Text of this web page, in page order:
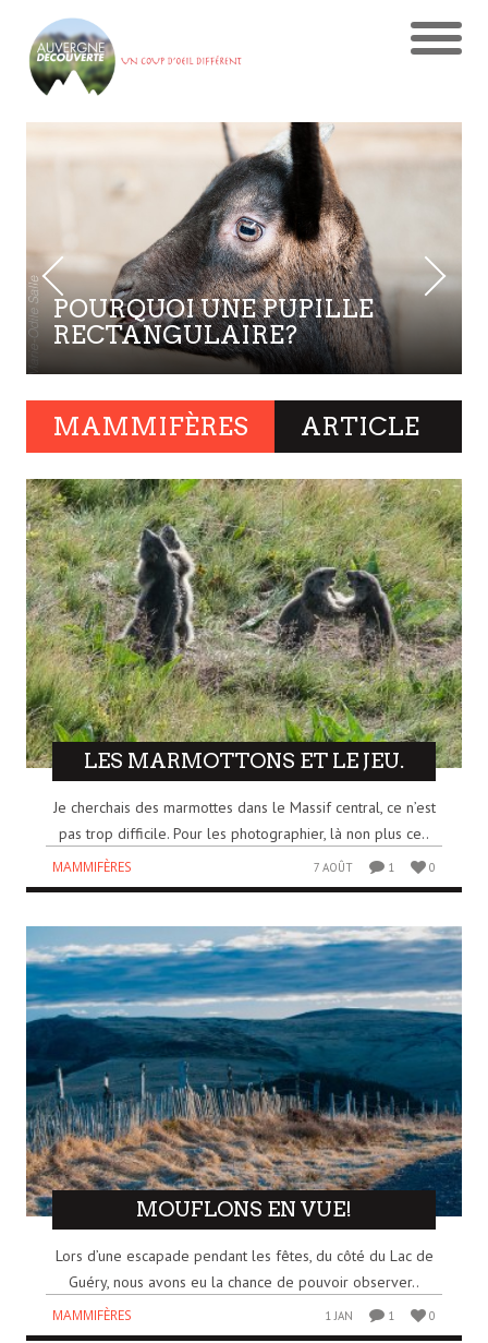
POURQUOI UNE PUPILLE
RECTANGULAIRE?
MAMMIFÈRES ARTICLE
LES MARMOTTONS ET LE JEU.
Je cherchais des marmottes dans le Massif central, ce n’est
pas trop difficile. Pour les photographier, là non plus ce..
MAMMIFÈRES 7 AOÛT 1 0
MOUFLONS EN VUE!
Lors d’une escapade pendant les fêtes, du côté du Lac de
Guéry, nous avons eu la chance de pouvoir observer..
MAMMIFÈRES 1 JAN 1 0